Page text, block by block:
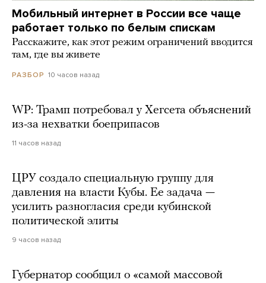
Мобильный интернет в России все чаще
работает только по белым спискам
Расскажите, как этот режим ограничений вводится
там, где вы живете
РАЗБОР 10 часов назад
WP: Трамп потребовал у Хегсета объяснений
из-за нехватки боеприпасов
11 часов назад
ЦРУ создало специальную группу для
давления на власти Кубы. Ее задача —
усилить разногласия среди кубинской
политической элиты
9 часов назад
Губернатор сообщил о «самой массовой